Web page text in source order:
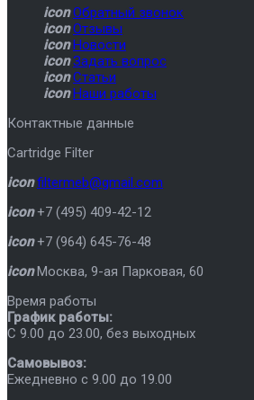
icon Обратный звонок
icon Отзывы
icon Новости
icon Задать вопрос
icon Статьи
icon Наши работы
Контактные данные
Cartridge Filter
icon filtermeb@gmail.com
icon +7 (495) 409-42-12
icon +7 (964) 645-76-48
icon Москва, 9-ая Парковая, 60
Время работы
График работы:
C 9.00 до 23.00, без выходных
Самовывоз:
Ежедневно с 9.00 до 19.00